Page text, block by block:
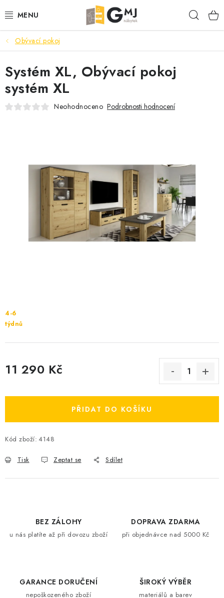
na
SEDACÍ SOUPRAVY
OBÝVACÍ POKOJ
LOŽNICE
Cenník dopravy Kontakty
Obývací pokoj
4-6
týdnů
11 290 Kč
PŘIDAT DO KOŠÍKU
Kód zboží: 4148
Tisk Zeptat se Sdílet
Systém XL, Obývací pokoj
systém XL
Neohodnoceno Podrobnosti hodnocení
BEZ ZÁLOHY
u nás platíte až při dovozu zboží
DOPRAVA ZDARMA
při objednávce nad 5000 Kč
GARANCE DORUČENÍ
nepoškozeného zboží
ŠIROKÝ VÝBĚR
materiálů a barev